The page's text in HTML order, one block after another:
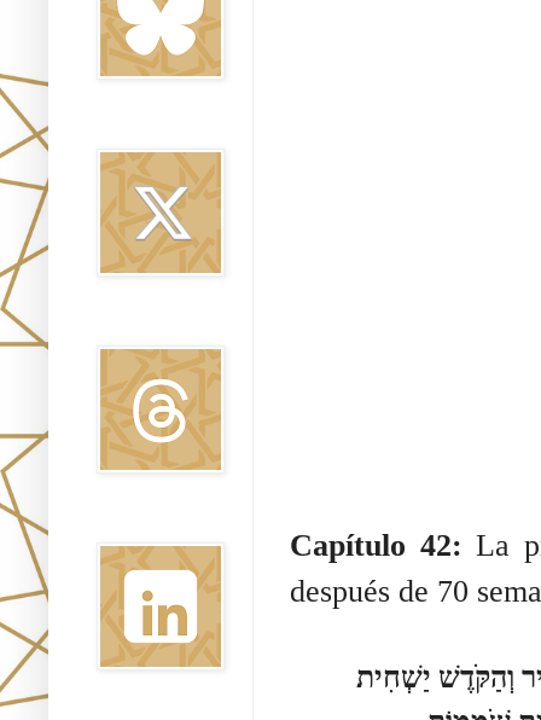
Capítulo 42:La
después de 70
וְהַקֹּדֶשׁ יַשְׁחִית